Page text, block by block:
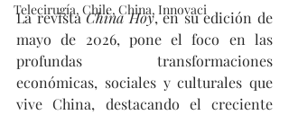
Telecirugía, Chile, China, Innovaci
La revista China Hoy, en su edición de
mayo de 2026, pone el foco en las
profundas transformaciones
económicas, sociales y culturales que
vive China, destacando el creciente